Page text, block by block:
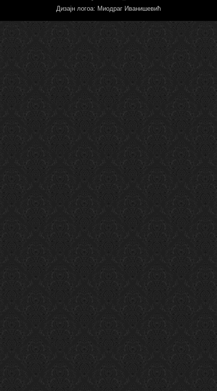
Дизајн логоа: Миодраг Иванишевић